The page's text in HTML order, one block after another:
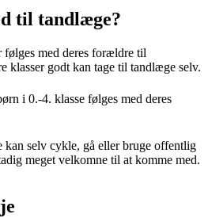
til tandlæge?
med deres forældre til
klasser godt kan tage til tandlæge selv.
i 0.-4. klasse følges med deres
kan selv cykle, gå eller bruge offentlig
meget velkomne til at komme med.